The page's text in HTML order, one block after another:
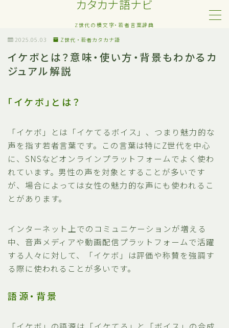
カタカナ語ナビ
Z世代の横文字・若者言葉辞典
MENU
Z世代・若者カタカナ語
ネット・SNS用語
日常でよく聞く流行語
略語・造語
2025.05.03 Z世代・若者カタカナ語
イケボとは？意味・使い方・背景もわかるカ
ジュアル解説
「イケボ」とは？
「イケボ」とは「イケてるボイス」、つまり魅力的な
声を指す若者言葉です。この言葉は特にZ世代を中心
に、SNSなどオンラインプラットフォームでよく使わ
れています。男性の声を対象とすることが多いです
が、場合によっては女性の魅力的な声にも使われるこ
とがあります。
インターネット上でのコミュニケーションが増える
中、音声メディアや動画配信プラットフォームで活躍
する人々に対して、「イケボ」は評価や称賛を強調す
る際に使われることが多いです。
語源・背景